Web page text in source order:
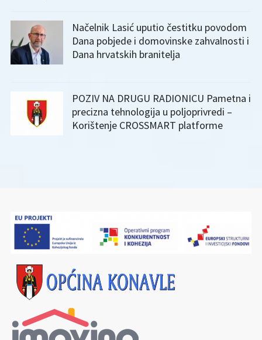
Načelnik Lasić uputio čestitku povodom
Dana pobjede i domovinske zahvalnosti i
Dana hrvatskih branitelja
POZIV NA DRUGU RADIONICU Pametna i
precizna tehnologija u poljoprivredi –
Korištenje CROSSMART platforme